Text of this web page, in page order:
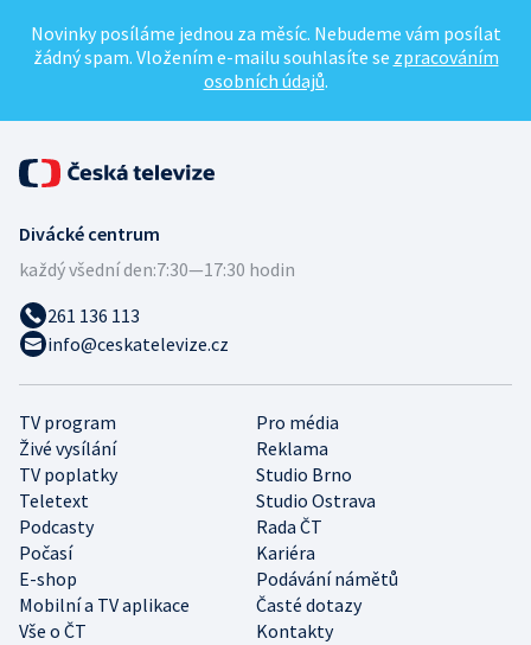
Novinky posíláme jednou za měsíc. Nebudeme vám posílat
žádný spam. Vložením e-mailu souhlasíte se zpracováním
osobních údajů.